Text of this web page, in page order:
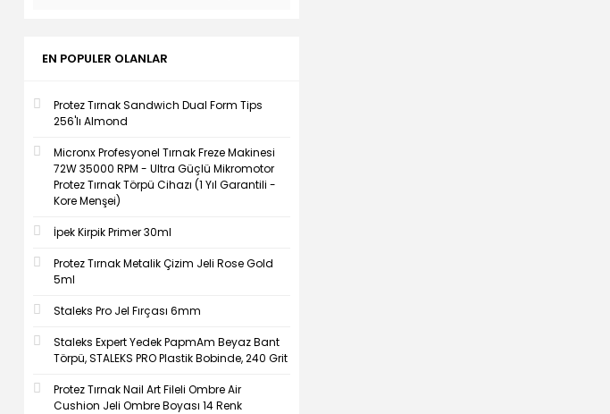
EN POPULER OLANLAR
Protez Tırnak Sandwich Dual Form Tips
256'lı Almond
Micronx Profesyonel Tırnak Freze Makinesi
72W 35000 RPM - Ultra Güçlü Mikromotor
Protez Tırnak Törpü Cihazı (1 Yıl Garantili -
Kore Menşei)
İpek Kirpik Primer 30ml
Protez Tırnak Metalik Çizim Jeli Rose Gold
5ml
Staleks Pro Jel Fırçası 6mm
Staleks Expert Yedek PapmAm Beyaz Bant
Törpü, STALEKS PRO Plastik Bobinde, 240 Grit
Protez Tırnak Nail Art Fileli Ombre Air
Cushion Jeli Ombre Boyası 14 Renk